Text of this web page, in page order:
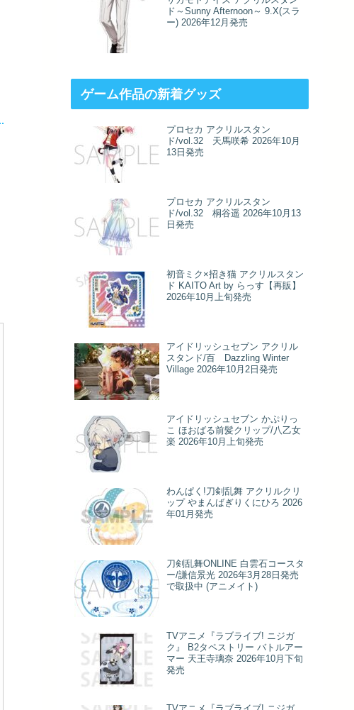
ド～Sunny Afternoon～ 9.X(スラ
ー) 2026年12月発売
ゲーム作品の新着グッズ
プロセカ アクリルスタン
ド/vol.32 天馬咲希 2026年10月
13日発売
プロセカ アクリルスタン
ド/vol.32 桐谷遥 2026年10月13
日発売
初音ミク×招き猫 アクリルスタン
ド KAITO Art by らっす【再販】
2026年10月上旬発売
アイドリッシュセブン アクリル
スタンド/百 Dazzling Winter
Village 2026年10月2日発売
アイドリッシュセブン かぷりっ
こ ほおばる前髪クリップ/八乙女
楽 2026年10月上旬発売
わんぱく!刀剣乱舞 アクリルクリ
ップ やまんばぎりくにひろ 2026
年01月発売
刀剣乱舞ONLINE 白雲石コースタ
ー/謙信景光 2026年3月28日発売
で取扱中 (アニメイト)
TVアニメ『ラブライブ! ニジガ
ク』 B2タペストリー バトルアー
マー 天王寺璃奈 2026年10月下旬
発売